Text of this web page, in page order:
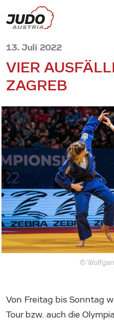
13. Juli 2022
VIER
ZAGREB
©
Von Freitag bis Sonntag
Tour bzw. auch die